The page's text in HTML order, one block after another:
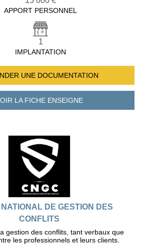
APPORT PERSONNEL
1
IMPLANTATION
UNE DOCUMENTATION
LA FICHEENSEIGNE
DE GESTION DES
CONFLITS
gestion des conflits, tant verbaux que
les professionnels et leurs clients.